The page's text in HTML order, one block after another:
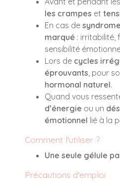
les crampes et
En cas de
marqué : irritabilité,
sensibilité
Lors de cycles
éprouvants, pour
hormonal naturel.
Quand vous
d’énergie ou un
émotionnel lié à la
Comment l'utiliser ?
Une seule gélule
Précautions d'emploi